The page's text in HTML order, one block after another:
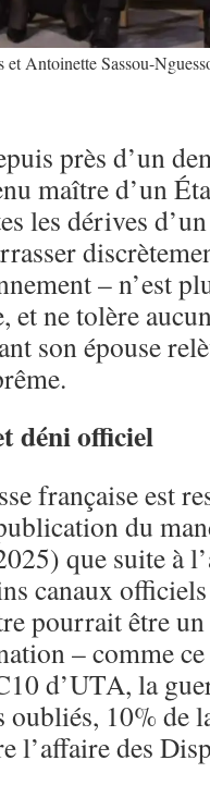
et Antoinette Sassou-
près d’un
maître d’un
les dérives
– n’est
et ne tolère
son épouse
déni officiel
française est
du
que suite à
canaux
pourrait être
– comme
d’UTA, la
oubliés, 10% de
l’affaire des